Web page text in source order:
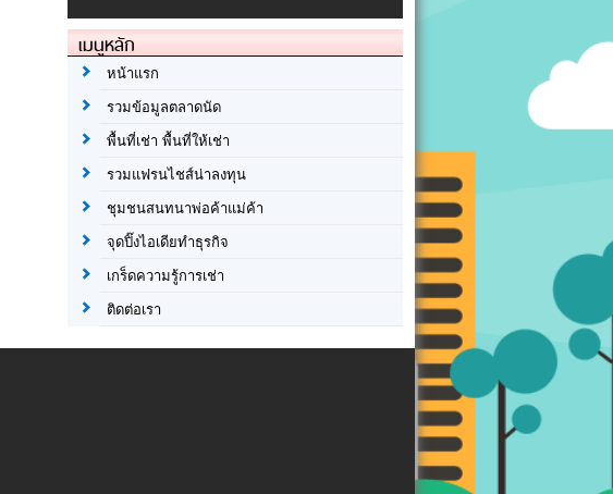
เมนูหลัก
หน้าแรก
รวมข้อมูลตลาดนัด
พื้นที่เช่า พื้นที่ให้เช่า
รวมแฟรนไชส์น่าลงทุน
ชุมชนสนทนาพ่อค้าแม่ค้า
จุดปิ๊งไอเดียทำธุรกิจ
เกร็ดความรู้การเช่า
ติดต่อเรา